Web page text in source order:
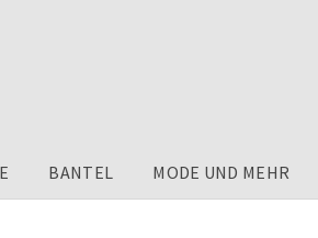
BANTEL MODE UND MEHR